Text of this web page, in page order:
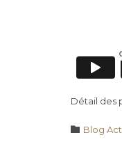
Détail des
 Blog